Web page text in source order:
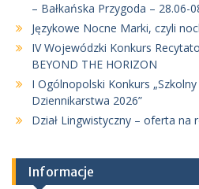
– Bałkańska Przygoda – 28.06-
Językowe Nocne Marki, czyli
IV Wojewódzki Konkurs
BEYOND THE HORIZON
I Ogólnopolski Konkurs
Dziennikarstwa 2026”
Dział Lingwistyczny – oferta na
Informacje